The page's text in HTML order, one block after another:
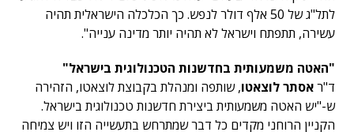
לתל"ג של 50 אלף דולר לנפש. כך הכלכלה הישראלית תהיה
עשירה, תתפתח וישראל לא תהיה יותר מדינה ענייה".
"האטה משמעותית בחדשנות הטכנולוגית בישראל"
ד"ראסתר לוצאטו, שותפה ומנהלת בקבוצת לוצאטו, הזהירה
ש-"יש האטה משמעותית ביצירת חדשנות טכנולוגית בישראל.
הקניין הרוחני מקדים כל דבר שמתרחש בתעשייה הזו ויש צמיחה